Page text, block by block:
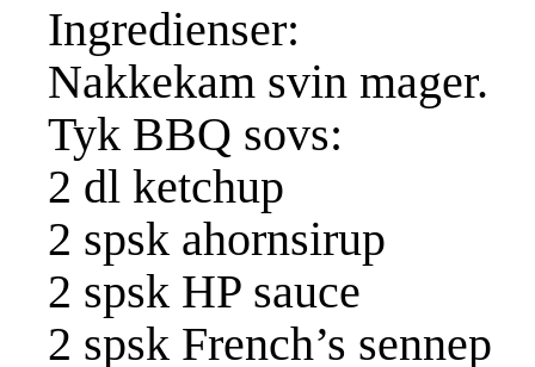
Ingredienser:
Nakkekam svin mager.
Tyk BBQ sovs:
2 dl ketchup
2 spsk ahornsirup
2 spsk HP sauce
2 spsk French’s sennep